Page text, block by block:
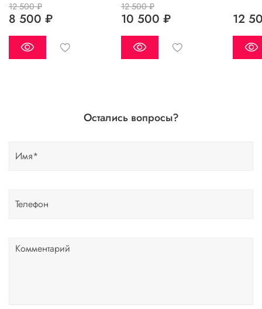
12 500 ₽
8 500 ₽
12 500 ₽
10 500 ₽ 12
Остались вопросы?